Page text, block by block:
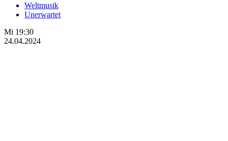
Weltmusik
Unerwartet
Mi 19:30
24.04.2024